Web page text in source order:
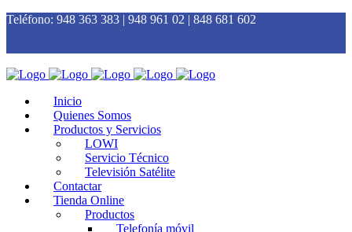
Teléfono: 948 363 383 | 948 961 02 | 848 681 602
Inicio
Quienes Somos
Productos y Servicios
LOWI
Servicio Técnico
Televisión Satélite
Contactar
Tienda Online
Productos
Telefonía móvil